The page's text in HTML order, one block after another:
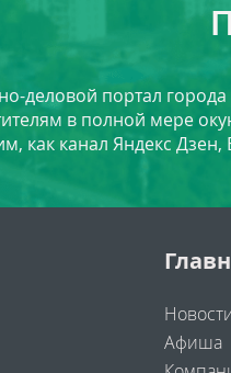
деловой портал
в полной мере
как канал Яндекс
Афиша